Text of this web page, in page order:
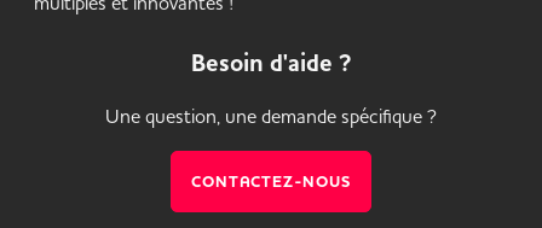
Besoin d'aide ?
Une question, une demande spécifique ?
CONTACTEZ-NOUS